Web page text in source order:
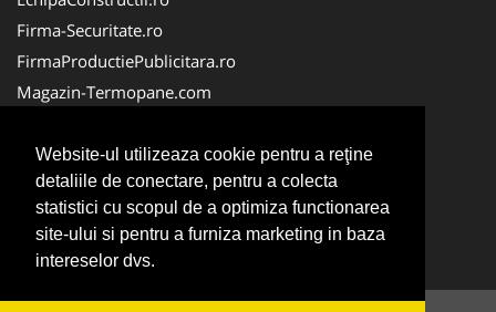
Website-ul utilizeaza cookie pentru a reţine
detaliile de conectare, pentru a colecta
statistici cu scopul de a optimiza functionarea
site-ului si pentru a furniza marketing in baza
intereselor dvs.
Firma-Securitate.ro
FirmaProductiePublicitara.ro
Magazin-Termopane.com
CramaVinuri.ro
FirmaTractariAuto.ro
InstalatiiSolare.com
Pescaresc.ro